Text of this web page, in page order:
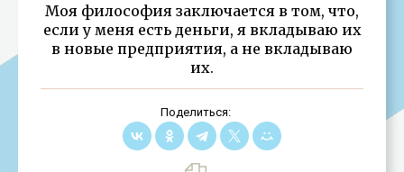
Моя философия заключается в том, что,
если у меня есть деньги, я вкладываю их
в новые предприятия, а не вкладываю
их.
Поделиться: